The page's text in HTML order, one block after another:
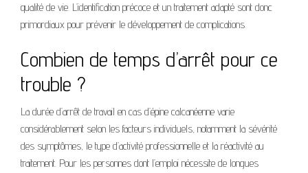
qualité de vie. L’identification précoce et un traitement adapté sont donc
primordiaux pour prévenir le développement de complications.
Combien de temps d’arrêt pour ce
trouble ?
La durée d’arrêt de travail en cas d’épine calcanéenne varie
considérablement selon les facteurs individuels, notamment la sévérité
des symptômes, le type d’activité professionnelle et la réactivité au
traitement. Pour les personnes dont l’emploi nécessite de longues